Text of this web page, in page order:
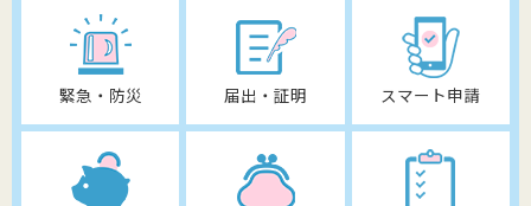
緊急・防災 届出・証明 スマート申請